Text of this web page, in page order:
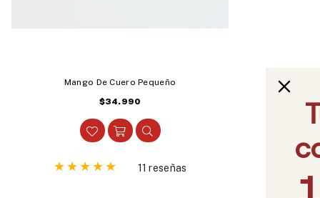
Mango De Cuero Pequeño
Precio
$34.990
11 reseñas